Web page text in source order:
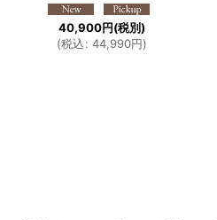
40,900円(税別)
(税込: 44,990円)